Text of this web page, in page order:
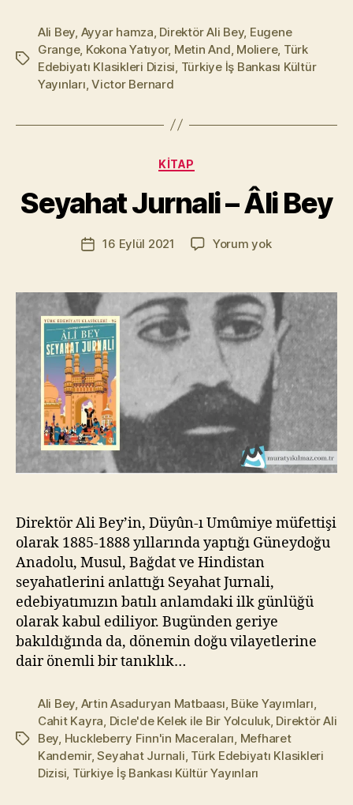
Etiketler
Ali Bey, Ayyar hamza, Direktör Ali Bey, Eugene
Grange, Kokona Yatıyor, Metin And, Moliere, Türk
Edebiyatı Klasikleri Dizisi, Türkiye İş Bankası Kültür
Yayınları,Victor Bernard
Kategoriler
KITAP
Seyahat Jurnali – Âli Bey
Yazının
yazarı
a
M
u
a
kı
l
m
Yazı16 Eylül 2021 Yorum yokSeyahat
Âli
Bey
Direktör Ali Bey’in, Düyûn-ı Umûmiye müfettişi
olarak 1885-1888 yıllarında yaptığı Güneydoğu
Anadolu, Musul, Bağdat ve Hindistan
seyahatlerini anlattığı Seyahat Jurnali,
edebiyatımızın batılı anlamdaki ilk günlüğü
olarak kabul ediliyor. Bugünden geriye
bakıldığında da, dönemin doğu vilayetlerine
dair önemli bir tanıklık…
Etiketler
Ali Bey, Artin Asaduryan Matbaası, Büke Yayımları,
Cahit Kayra, Dicle'de Kelek ile Bir Yolculuk, Direktör Ali
Bey, Huckleberry Finn'in Maceraları, Mefharet
Kandemir,Seyahat Jurnali, Türk Edebiyatı Klasikleri
Dizisi, Türkiye İş Bankası Kültür Yayınları